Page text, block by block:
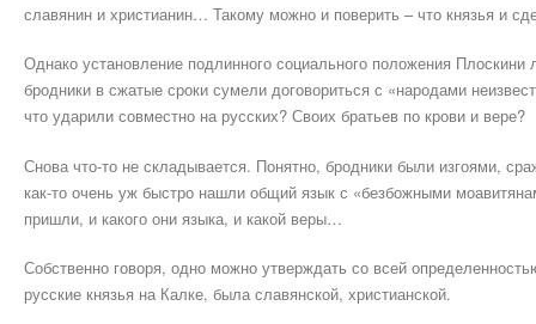
славянин и христианин… Такому можно и поверить – что князья и
Однако установление подлинного социального положения
бродники в сжатые сроки сумели договориться с «народами
что ударили совместно на русских? Своих братьев по крови и вере?
Снова что-то не складывается. Понятно, бродники были изгоями,
как-то очень уж быстро нашли общий язык с «безбожными
пришли, и какого они языка, и какой веры…
Собственно говоря, одно можно утверждать со всей
русские князья на Калке, была славянской, христианской.